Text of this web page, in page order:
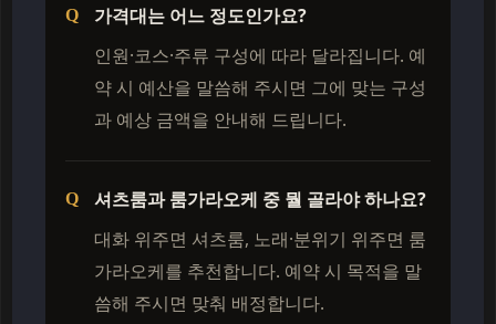
가격대는 어느 정도인가요?
인원·코스·주류 구성에 따라 달라집니다. 예
약 시 예산을 말씀해 주시면 그에 맞는 구성
과 예상 금액을 안내해 드립니다.
셔츠룸과 룸가라오케 중 뭘 골라야 하나요?
대화 위주면 셔츠룸, 노래·분위기 위주면 룸
가라오케를 추천합니다. 예약 시 목적을 말
씀해 주시면 맞춰 배정합니다.